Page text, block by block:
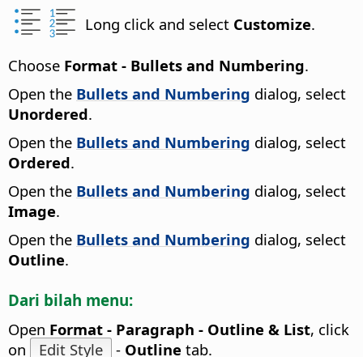
Long click and select Customize.
Choose Format - Bullets and Numbering.
Open the Bullets and Numbering dialog, select
Unordered.
Open the Bullets and Numbering dialog, select
Ordered.
Open the Bullets and Numbering dialog, select
Image.
Open the Bullets and Numbering dialog, select
Outline.
Dari bilah menu:
Open Format - Paragraph - Outline & List, click
on
Edit Style - Outline tab.